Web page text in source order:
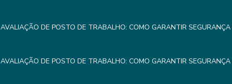
AVALIAÇÃO DE POSTO DE TRABALHO: COMO GARANTIR
AVALIAÇÃO DE POSTO DE TRABALHO: COMO GARANTIR